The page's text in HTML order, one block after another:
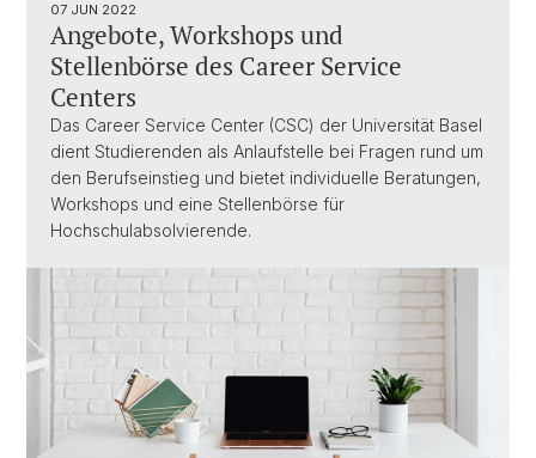
07 JUN 2022
Angebote, Workshops und
Stellenbörse des Career Service
Centers
Das Career Service Center (CSC) der Universität Basel
dient Studierenden als Anlaufstelle bei Fragen rund um
den Berufseinstieg und bietet individuelle Beratungen,
Workshops und eine Stellenbörse für
Hochschulabsolvierende.